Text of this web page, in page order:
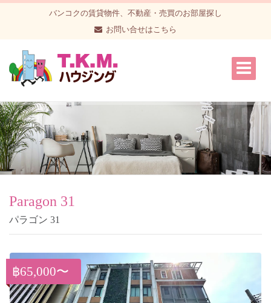
バンコクの賃貸物件、不動産・売買のお部屋探し
お問い合せはこちら
Paragon 31
パラゴン 31
฿65,000〜